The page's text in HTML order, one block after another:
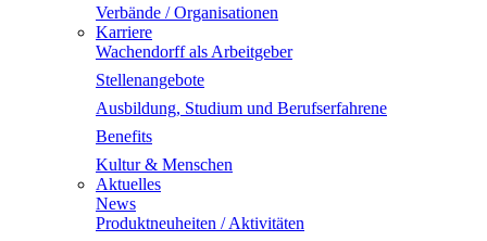
Verbände / Organisationen
Karriere
Wachendorff als Arbeitgeber
Stellenangebote
Ausbildung, Studium und Berufserfahrene
Benefits
Kultur & Menschen
Aktuelles
News
Produktneuheiten / Aktivitäten